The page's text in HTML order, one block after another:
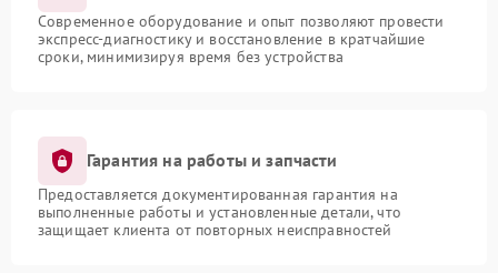
Современное оборудование и опыт позволяют провести
экспресс-диагностику и восстановление в кратчайшие
сроки, минимизируя время без устройства
Гарантия на работы и запчасти
Предоставляется документированная гарантия на
выполненные работы и установленные детали, что
защищает клиента от повторных неисправностей